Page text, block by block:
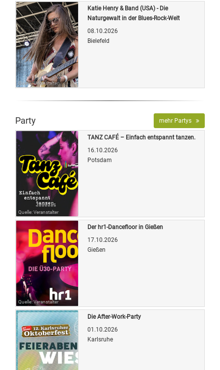
Quelle: Veranstalter
Katie Henry & Band (USA) - Die
Naturgewalt in der Blues-Rock-Welt
08.10.2026
Bielefeld
Party mehr Partys
Quelle: Veranstalter
TANZ CAFÉ – Einfach entspannt tanzen.
16.10.2026
Potsdam
Quelle: Veranstalter
Der hr1-Dancefloor in Gießen
17.10.2026
Gießen
Die After-Work-Party
01.10.2026
Karlsruhe